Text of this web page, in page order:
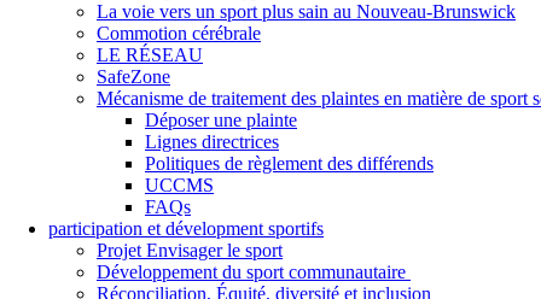
La voie vers un sport plus sain au Nouveau-Brunswick
Commotion cérébrale
LE RÉSEAU
SafeZone
Mécanisme de traitement des plaintes en matière de
Déposer une plainte
Lignes directrices
Politiques de règlement des différends
UCCMS
FAQs
participation et dévelopment sportifs
Projet Envisager le sport
Développement du sport communautaire
Réconciliation, Équité, diversité et inclusion